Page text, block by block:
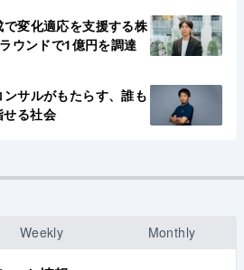
変化適応を支援する株
ウンドで1億円を調達
サルがもたらす、誰も
る社会
Weekly Monthly